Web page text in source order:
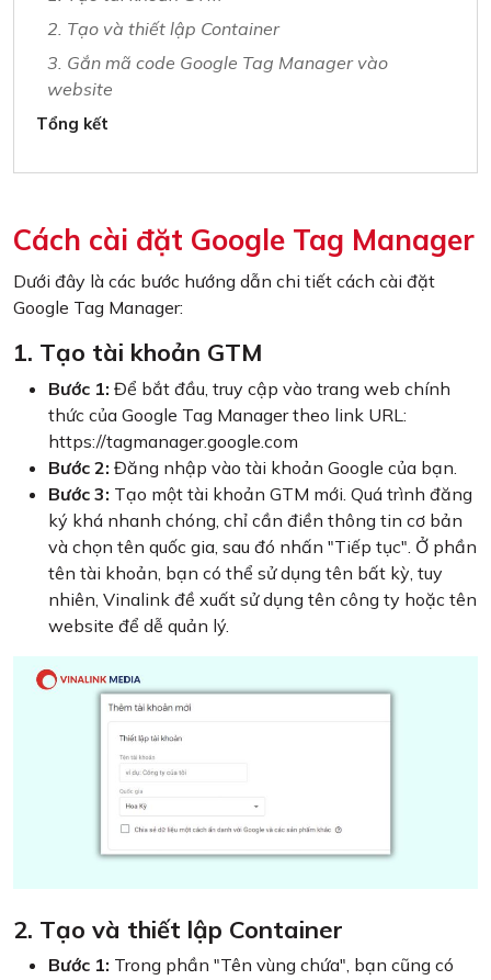
2. Tạo và thiết lập Container
3. Gắn mã code Google Tag Manager vào
website
Tổng kết
Cách cài đặt Google Tag Manager
Dưới đây là các bước hướng dẫn chi tiết cách cài đặt
Google Tag Manager:
1. Tạo tài khoản GTM
Bước 1: Để bắt đầu, truy cập vào trang web chính
thức của Google Tag Manager theo link URL:
https://tagmanager.google.com
Bước 2: Đăng nhập vào tài khoản Google của bạn.
Bước 3: Tạo một tài khoản GTM mới. Quá trình đăng
ký khá nhanh chóng, chỉ cần điền thông tin cơ bản
và chọn tên quốc gia, sau đó nhấn "Tiếp tục". Ở phần
tên tài khoản, bạn có thể sử dụng tên bất kỳ, tuy
nhiên, Vinalink đề xuất sử dụng tên công ty hoặc tên
website để dễ quản lý.
2. Tạo và thiết lập Container
Bước 1: Trong phần "Tên vùng chứa", bạn cũng có